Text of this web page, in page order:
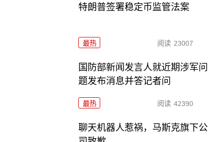
特朗普签署稳定币监管法案
最热 阅读 23007
国防部新闻发言人就近期涉军问
题发布消息并答记者问
最热 阅读 42390
聊天机器人惹祸，马斯克旗下公